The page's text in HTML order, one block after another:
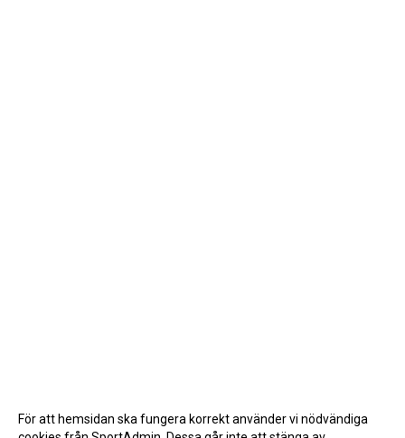
För att hemsidan ska fungera korrekt använder vi nödvändiga